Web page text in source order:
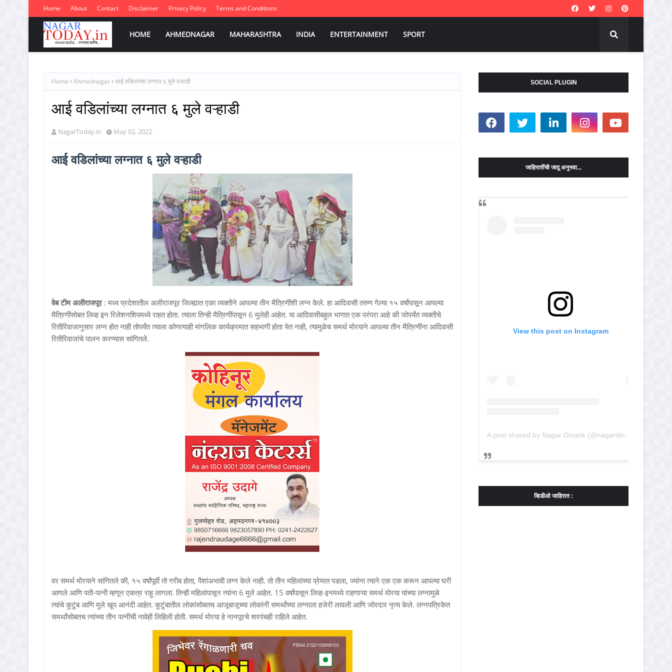
Home About Contact Disclaimer Privacy Policy Terms and Conditions
HOME AHMEDNAGAR MAHARASHTRA INDIA ENTERTAINMENT SPORT
Home Ahmednagar आई वडिलांच्या लग्नात ६ मुले वऱ्हाडी
आई वडिलांच्या लग्नात ६ मुले वऱ्हाडी
NagarToday.in May 02, 2022
आई वडिलांच्या लग्नात ६ मुले वऱ्हाडी
वेब टीम अलीराजपूर : मध्य प्रदेशातील अलीराजपूर जिल्ह्यात एका व्यक्तीने आपल्या तीन मैत्रिणींशी लग्न केले. हा आदिवासी तरुण गेल्या १५ वर्षांपासून आपल्या
मैत्रिणींसोबत लिव्ह इन रिलेशनशिपमध्ये राहत होता. त्याला तिन्ही मैत्रिणींपासून 6 मुलेही आहेत. या आदिवासीबहुल भागात एक परंपरा आहे की जोपर्यंत व्यक्तीचे
रितीरिवाजानुसार लग्न होत नाही तोपर्यंत त्याला कोणत्याही मांगलिक कार्यक्रमात सहभागी होता येत नाही, त्यामुळेच समर्थ मोरयाने आपल्या तीन मैत्रिणींना आदिवासी
रितीरिवाजांचे पालन करण्यास सांगितले.
वर समर्थ मोरयाने सांगितले की, १५ वर्षांपूर्वी तो गरीब होता, पैशांअभावी लग्न केले नाही. तो तीन महिलांच्या प्रेमात पडला, ज्यांना त्याने एक एक करून आपल्या घरी
आणले आणि पती-पत्नी म्हणून एकत्र राहू लागला. तिन्ही महिलांपासून त्यांना 6 मुले आहेत. 15 वर्षांपासून लिव्ह-इनमध्ये राहणाऱ्या समर्थ मोरया यांच्या लग्नामुळे
त्यांचे कुटुंब आणि मुले खूप आनंदी आहेत. कुटुंबातील लोकांसोबतच आजूबाजूच्या लोकांनी समर्थांच्या लग्नाला हजेरी लावली आणि जोरदार नृत्य केले. लग्नपत्रिकेत
समर्थांसोबतच त्यांच्या तीन पत्नींची नावेही लिहिली होती. समर्थ मोरया हे नानपूरचे सरपंचही राहिले आहेत.
SOCIAL PLUGIN
जाहिरातींची जादू अनुभवा...
View this post on Instagram
A post shared by Nagar Dinank (@nagardinank)
व्हिडीओ जाहिरात :